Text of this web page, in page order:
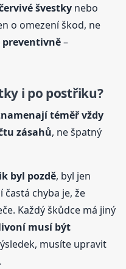
švestky nebo
o omezení škod, ne
–
i po postřiku?
téměř vždy
zásahů, ne špatný
byl pozdě, byl jen
častá chyba je, že
Každý škůdce má jiný
musí být
musíte upravit